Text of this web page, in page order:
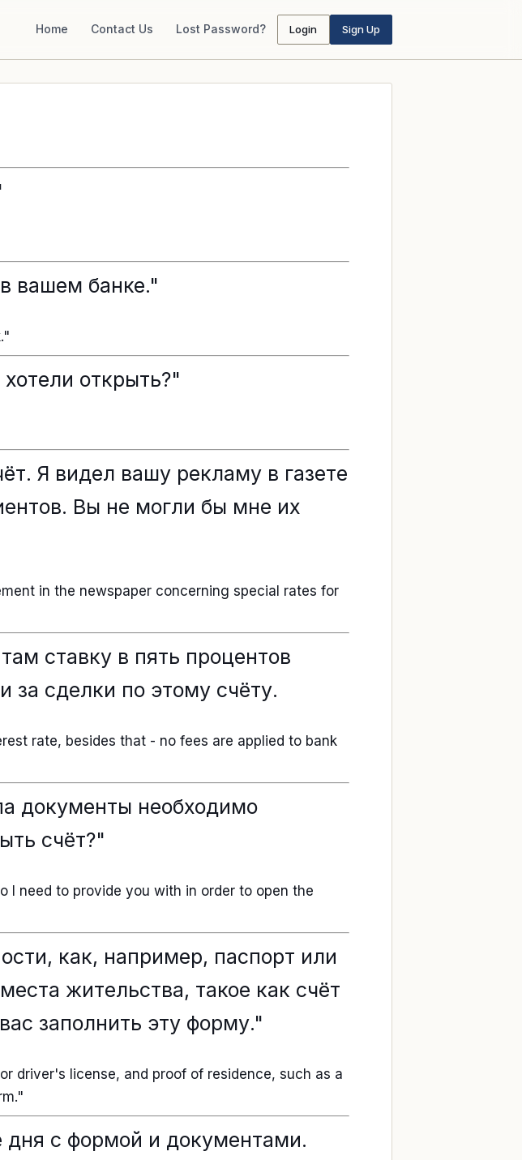
Home Contact Us Lost Password? Login Sign Up
вашем банке."
открыть?"
Я видел вашу рекламу в газете
Вы не могли бы мне их
in the newspaper concerning special rates for
ставку в пять процентов
за сделки по этому счёту.
rate, besides that - no fees are applied to bank
документы необходимо
счёт?"
I need to provide you with in order to open the
как, например, паспорт или
жительства, такое как счёт
заполнить эту форму."
driver's license, and proof of residence, such as a
дня с формой и документами.